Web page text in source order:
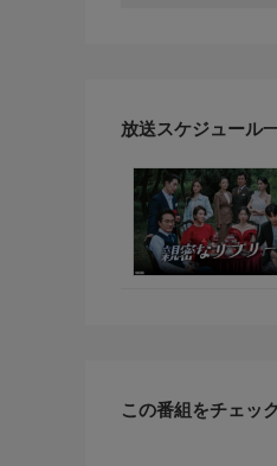
放送スケジュール
この番組をチェッ